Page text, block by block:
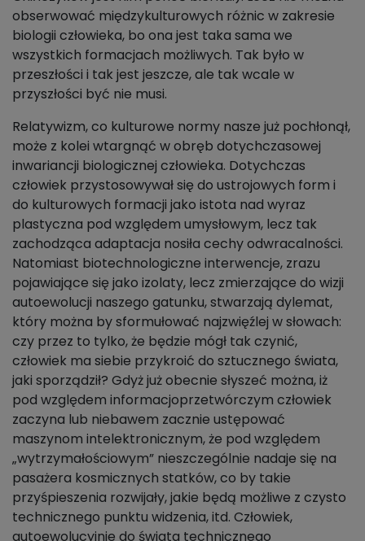
obserwować międzykulturowych różnic w zakresie
biologii człowieka, bo ona jest taka sama we
wszystkich formacjach możliwych. Tak było w
przeszłości i tak jest jeszcze, ale tak wcale w
przyszłości być nie musi.
Relatywizm, co kulturowe normy nasze już pochłonął,
może z kolei wtargnąć w obręb dotychczasowej
inwariancji biologicznej człowieka. Dotychczas
człowiek przystosowywał się do ustrojowych form i
do kulturowych formacji jako istota nad wyraz
plastyczna pod względem umysłowym, lecz tak
zachodząca adaptacja nosiła cechy odwracalności.
Natomiast biotechnologiczne interwencje, zrazu
pojawiające się jako izolaty, lecz zmierzające do wizji
autoewolucji naszego gatunku, stwarzają dylemat,
który można by sformułować najzwięźlej w słowach:
czy przez to tylko, że będzie mógł tak czynić,
człowiek ma siebie przykroić do sztucznego świata,
jaki sporządził? Gdyż już obecnie słyszeć można, iż
pod względem informacjoprzetwórczym człowiek
zaczyna lub niebawem zacznie ustępować
maszynom intelektronicznym, że pod względem
„wytrzymałościowym” nieszczególnie nadaje się na
pasażera kosmicznych statków, co by takie
przyśpieszenia rozwijały, jakie będą możliwe z czysto
technicznego punktu widzenia, itd. Człowiek,
autoewolucyjnie do świata technicznego